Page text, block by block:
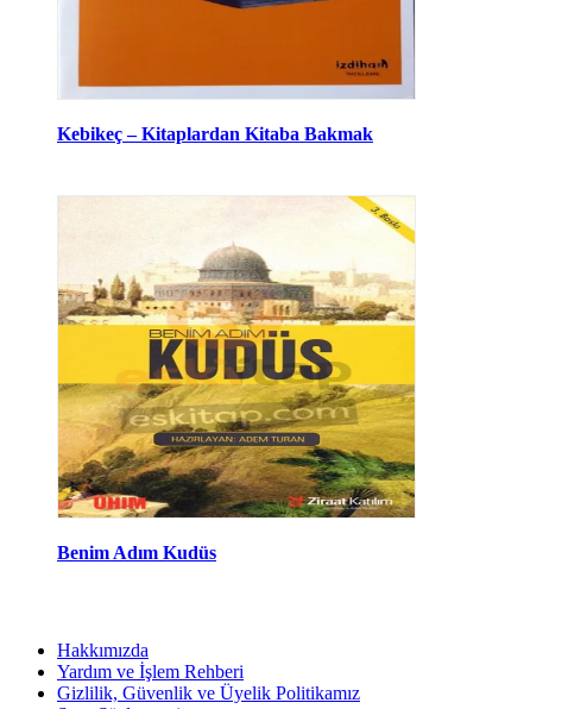
Kebikeç – Kitaplardan Kitaba Bakmak
Benim Adım Kudüs
Hakkımızda
Yardım ve İşlem Rehberi
Gizlilik, Güvenlik ve Üyelik Politikamız